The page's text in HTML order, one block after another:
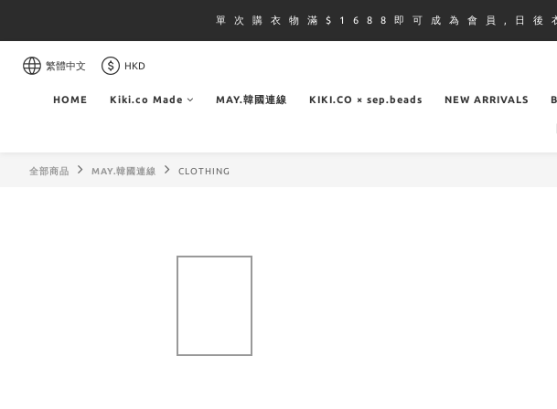
單 次 購 衣 物 滿 $ 1 6 8 8 即 可 成 為 會 員 , 日 後
繁體中文 HKD
HOME Kiki.co Made MAY.韓國連線 KIKI.CO × sep.beads NEW ARRIVALS
全部商品 MAY.韓國連線 CLOTHING